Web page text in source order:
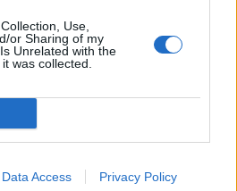
Use,
or Sharing of my
Unrelated with the
was collected.
Data Access Privacy Policy